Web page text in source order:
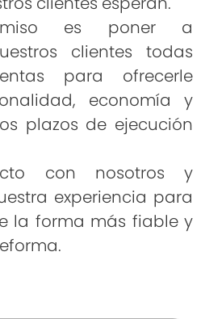
es poner a
clientes todas
para ofrecerle
economía y
plazos de ejecución
con nosotros y
experiencia para
la forma más fiable y